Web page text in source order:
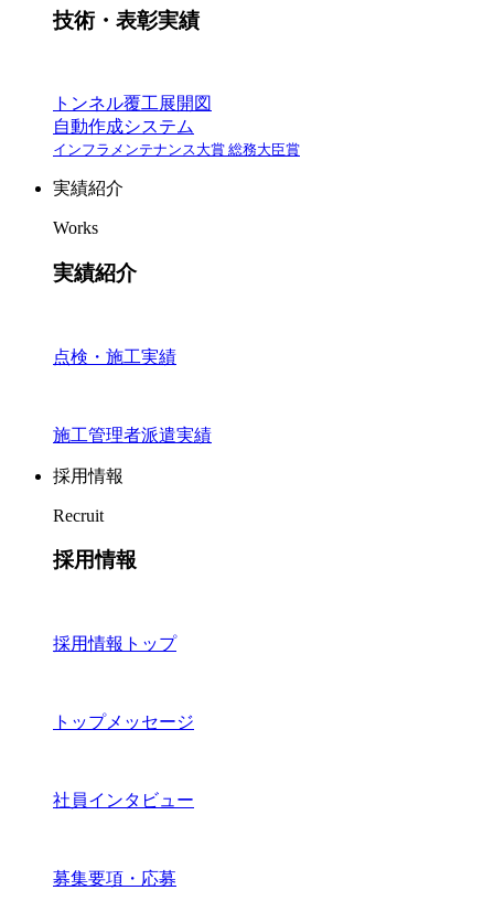
技術・表彰実績
トンネル覆工展開図
自動作成システム
インフラメンテナンス大賞 総務大臣賞
実績紹介
Works
実績紹介
点検・施工実績
施工管理者派遣実績
採用情報
Recruit
採用情報
採用情報トップ
トップメッセージ
社員インタビュー
募集要項・応募